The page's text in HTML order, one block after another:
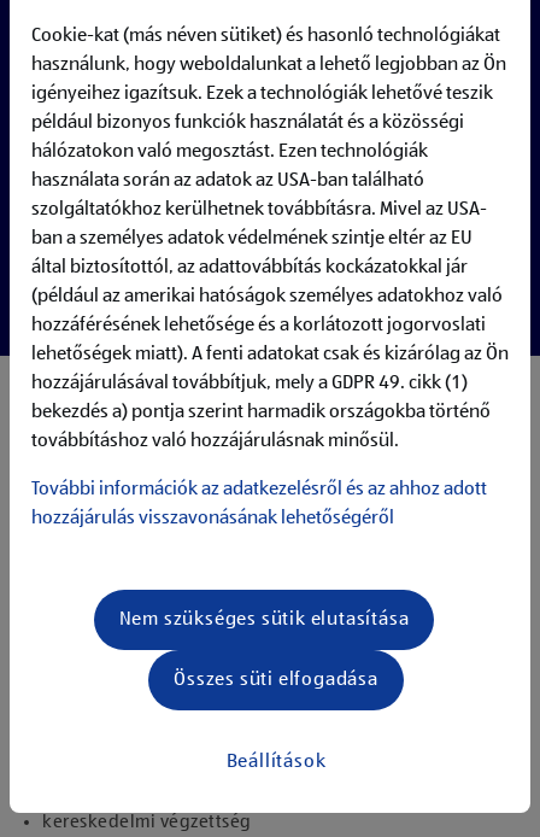
Feladatok, amik rám várnak
polcok feltöltése, áruk esztétikus elhelyezése
vásárlóink udvarias, segítőkész kiszolgálása
kasszázási feladatok
helyben sütött pékáruk sütése
Amit magammal hozok
pontosság, megbízható munkavégzés
kétműszakos munkarend vállalása
hosszú távú elkötelezettség
barátságos, vásárlóközpontú hozzáállás
kereskedelmi végzettség
Cookie-kat (más néven sütiket) és hasonló technológiákat
használunk, hogy weboldalunkat a lehető legjobban az Ön
igényeihez igazítsuk. Ezek a technológiák lehetővé teszik
például bizonyos funkciók használatát és a közösségi
hálózatokon való megosztást. Ezen technológiák
használata során az adatok az USA-ban található
szolgáltatókhoz kerülhetnek továbbításra. Mivel az USA-
ban a személyes adatok védelmének szintje eltér az EU
által biztosítottól, az adattovábbítás kockázatokkal jár
(például az amerikai hatóságok személyes adatokhoz való
hozzáférésének lehetősége és a korlátozott jogorvoslati
lehetőségek miatt). A fenti adatokat csak és kizárólag az Ön
hozzájárulásával továbbítjuk, mely a GDPR 49. cikk (1)
bekezdés a) pontja szerint harmadik országokba történő
továbbításhoz való hozzájárulásnak minősül.
További információk az adatkezelésről és az ahhoz adott
hozzájárulás visszavonásának lehetőségéről
Beállítások
Nem szükséges sütik elutasítása
Összes süti elfogadása